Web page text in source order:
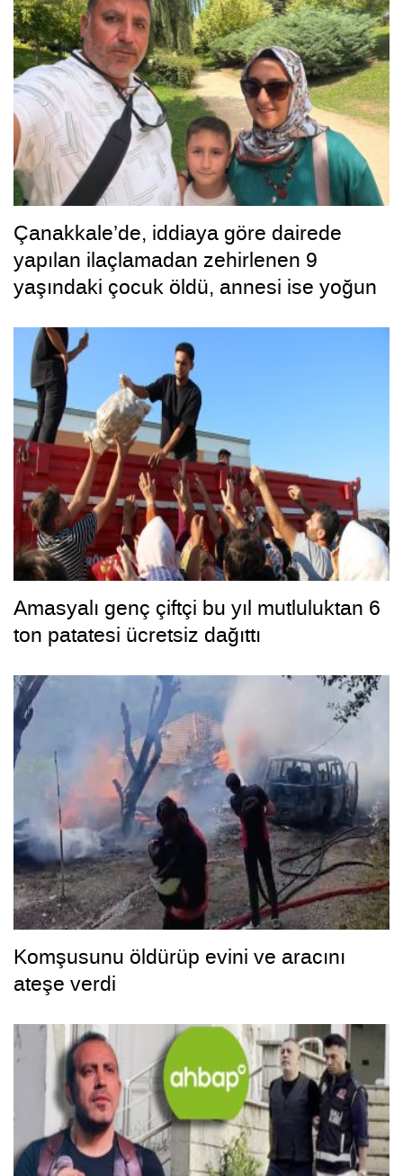
Çanakkale’de, iddiaya göre dairede
yapılan ilaçlamadan zehirlenen 9
yaşındaki çocuk öldü, annesi ise yoğun
Amasyalı genç çiftçi bu yıl mutluluktan 6
ton patatesi ücretsiz dağıttı
Komşusunu öldürüp evini ve aracını
ateşe verdi